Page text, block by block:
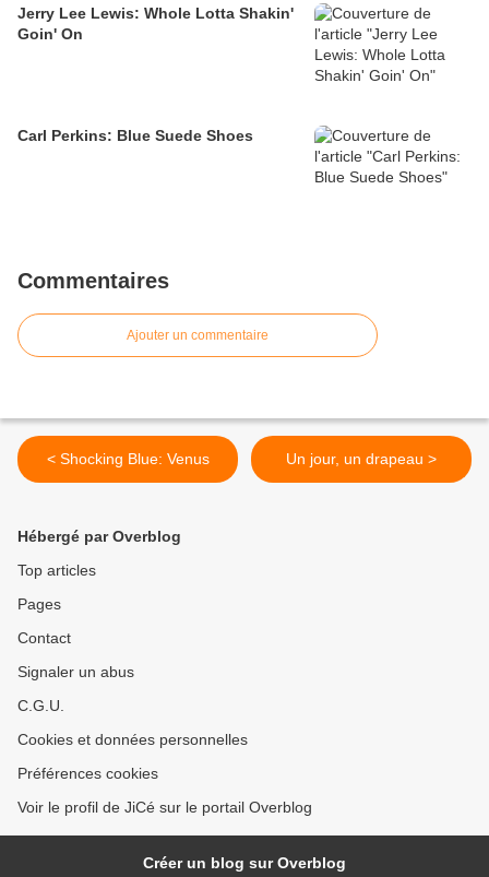
Jerry Lee Lewis: Whole Lotta Shakin'
Goin' On
Carl Perkins: Blue Suede Shoes
Commentaires
Ajouter un commentaire
< Shocking Blue: Venus Un jour, un drapeau >
Hébergé par Overblog
Top articles
Pages
Contact
Signaler un abus
C.G.U.
Cookies et données personnelles
Préférences cookies
Voir le profil de JiCé sur le portail Overblog
Créer un blog sur Overblog